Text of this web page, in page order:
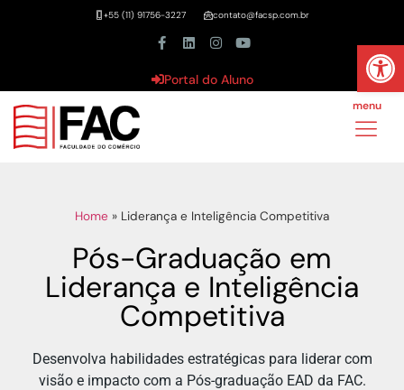
Abrir
+55 (11) 91756-3227 contato@facsp.com.br
Portal do Aluno
menu
Home » Liderança e Inteligência Competitiva
Pós-Graduação em
Liderança e Inteligência
Competitiva
Desenvolva habilidades estratégicas para liderar com
visão e impacto com a Pós-graduação EAD da FAC.